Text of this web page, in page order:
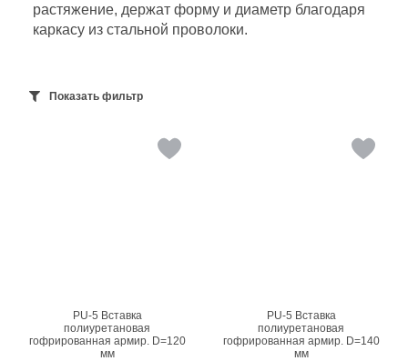
растяжение, держат форму и диаметр благодаря
каркасу из стальной проволоки.
Показать фильтр
PU-5 Вставка
полиуретановая
гофрированная армир. D=120
мм
PU-5 Вставка
полиуретановая
гофрированная армир. D=140
мм